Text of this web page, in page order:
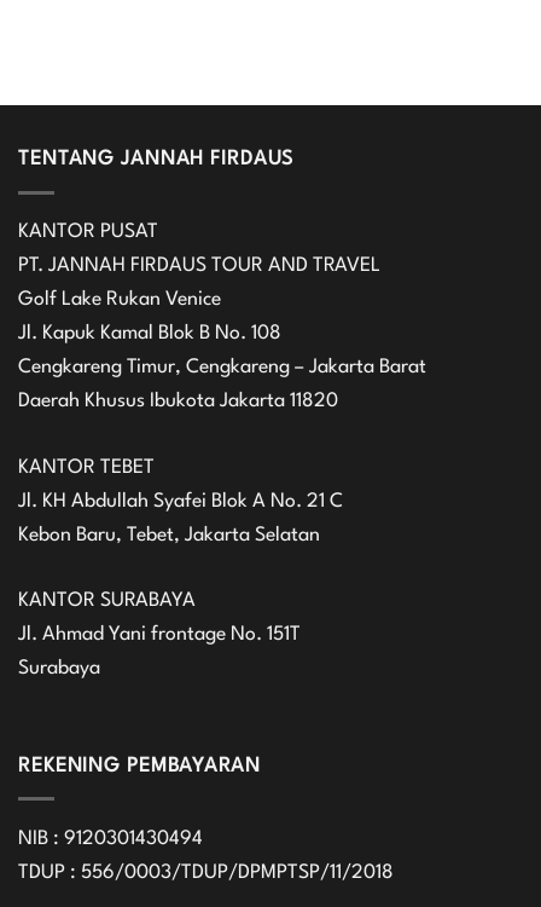
TENTANG JANNAH FIRDAUS
KANTOR PUSAT
PT. JANNAH FIRDAUS TOUR AND TRAVEL
Golf Lake Rukan Venice
Jl. Kapuk Kamal Blok B No. 108
Cengkareng Timur, Cengkareng – Jakarta Barat
Daerah Khusus Ibukota Jakarta 11820
KANTOR TEBET
Jl. KH Abdullah Syafei Blok A No. 21 C
Kebon Baru, Tebet, Jakarta Selatan
KANTOR SURABAYA
Jl. Ahmad Yani frontage No. 151T
Surabaya
REKENING PEMBAYARAN
NIB : 9120301430494
TDUP : 556/0003/TDUP/DPMPTSP/11/2018